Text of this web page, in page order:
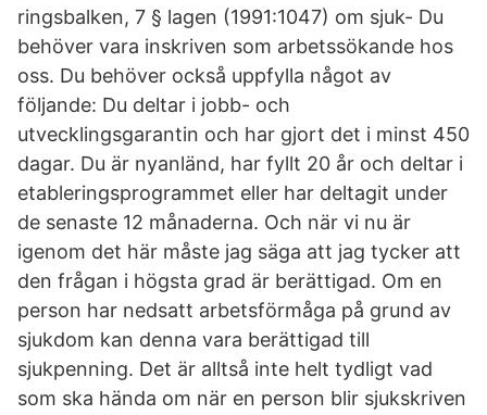
ringsbalken, 7 § lagen (1991:1047) om sjuk- Du
behöver vara inskriven som arbetssökande hos
oss. Du behöver också uppfylla något av
följande: Du deltar i jobb- och
utvecklingsgarantin och har gjort det i minst 450
dagar. Du är nyanländ, har fyllt 20 år och deltar i
etableringsprogrammet eller har deltagit under
de senaste 12 månaderna. Och när vi nu är
igenom det här måste jag säga att jag tycker att
den frågan i högsta grad är berättigad. Om en
person har nedsatt arbetsförmåga på grund av
sjukdom kan denna vara berättigad till
sjukpenning. Det är alltså inte helt tydligt vad
som ska hända om när en person blir sjukskriven